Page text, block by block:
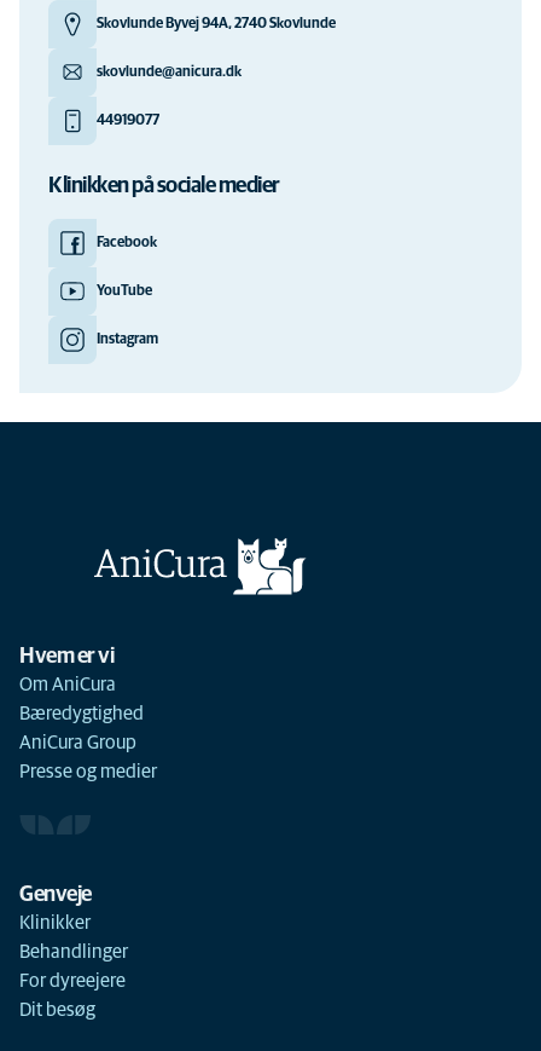
Skovlunde Byvej 94A, 2740 Skovlunde
skovlunde@anicura.dk
44919077
Klinikken på sociale medier
Facebook
YouTube
Instagram
Hvem er vi
Om AniCura
Bæredygtighed
AniCura Group
Presse og medier
Genveje
Klinikker
Behandlinger
For dyreejere
Dit besøg